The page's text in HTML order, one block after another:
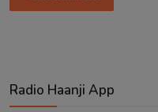
Radio Haanji App